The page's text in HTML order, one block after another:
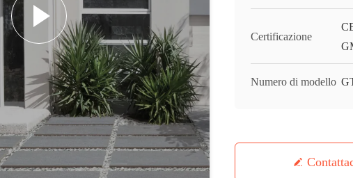
Certificazione
Numero di modello